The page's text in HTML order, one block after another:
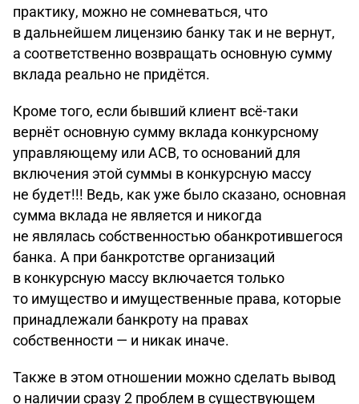
практику, можно не сомневаться, что
в дальнейшем лицензию банку так и не вернут,
а соответственно возвращать основную сумму
вклада реально не придётся.
Кроме того, если бывший клиент всё-таки
вернёт основную сумму вклада конкурсному
управляющему или АСВ, то оснований для
включения этой суммы в конкурсную массу
не будет!!! Ведь, как уже было сказано, основная
сумма вклада не является и никогда
не являлась собственностью обанкротившегося
банка. А при банкротстве организаций
в конкурсную массу включается только
то имущество и имущественные права, которые
принадлежали банкроту на правах
собственности — и никак иначе.
Также в этом отношении можно сделать вывод
о наличии сразу 2 проблем в существующем